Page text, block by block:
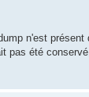
n'est
pas été